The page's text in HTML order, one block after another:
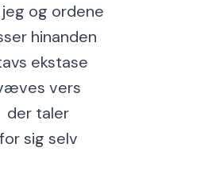
jeg og ordene
hinanden
ekstase
vers
der taler
for sig selv